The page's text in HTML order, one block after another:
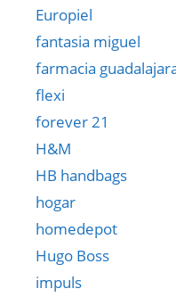
Europiel
fantasia miguel
farmacia
flexi
forever 21
H&M
HB handbags
hogar
homedepot
Hugo Boss
impuls